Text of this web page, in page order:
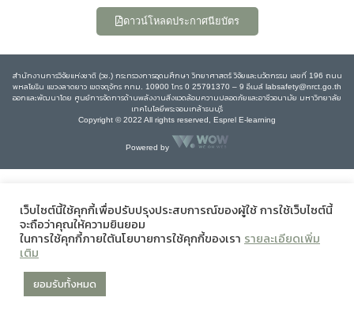
ดาวน์โหลดประกาศนียบัตร
สำนักงานการวิจัยแห่งชาติ (วช.) กระทรวงการอุดมศึกษา วิทยาศาสตร์ วิจัยและนวัตกรรม เลขที่ 196 ถนน
พหลโยธิน แขวงลาดยาว เขตจตุจักร กทม. 10900 โทร 0 25791370 – 9 อีเมล์ labsafety@nrct.go.th
ออกและพัฒนาโดย ศูนย์การจัดการด้านพลังงานสิ่งแวดล้อมความปลอดภัยและอาชีวอนามัย มหาวิทยาลัย
เทคโนโลยีพระจอมเกล้าธนบุรี
Copyright © 2022 All rights reserved, Esprel E-learning
Powered by
เว็บไซต์นี้ใช้คุกกี้เพื่อปรับปรุงประสบการณ์ของผู้ใช้ การใช้เว็บไซต์นี้
จะถือว่าคุณให้ความยินยอม
ในการใช้คุกกี้ภายใต้นโยบายการใช้คุกกี้ของเรา รายละเอียดเพิ่ม
เติม
ยอมรับทั้งหมด